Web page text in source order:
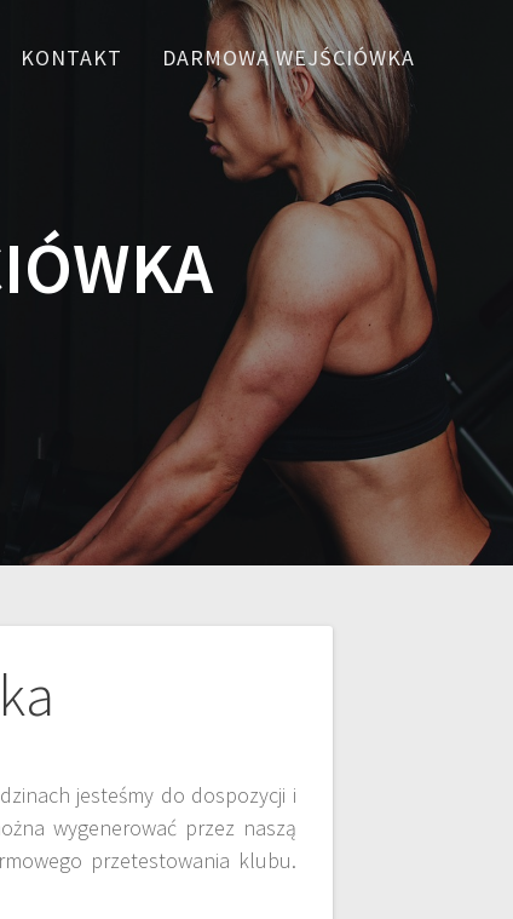
KONTAKT DARMOWA WEJŚCIÓWKA
jesteśmy do dospozycji i
wygenerować przez naszą
przetestowania klubu.